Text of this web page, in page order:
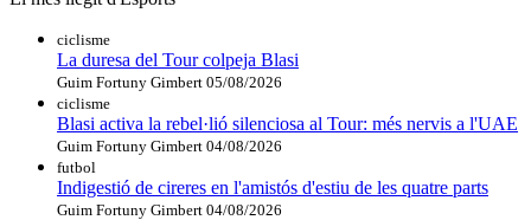
ciclisme
La duresa del Tour colpeja Blasi
Guim Fortuny Gimbert 05/08/2026
ciclisme
Blasi activa la rebel·lió silenciosa al Tour: més nervis a l'UAE
Guim Fortuny Gimbert 04/08/2026
futbol
Indigestió de cireres en l'amistós d'estiu de les quatre parts
Guim Fortuny Gimbert 04/08/2026